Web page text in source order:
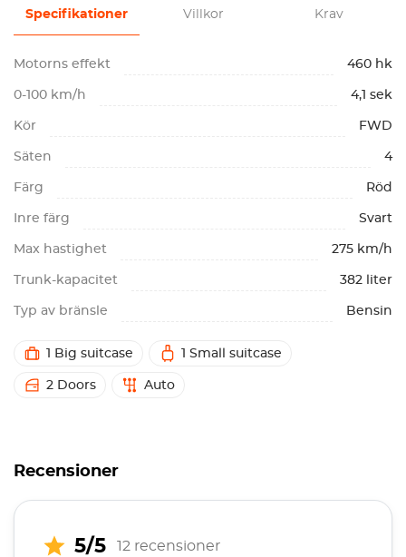
Specifikationer Villkor Krav
Motorns effekt 460 hk
0-100 km/h 4,1 sek
Kör FWD
Säten 4
Färg Röd
Inre färg Svart
Max hastighet 275 km/h
Trunk-kapacitet 382 liter
Typ av bränsle Bensin
1 Big suitcase 1 Small suitcase
2 Doors Auto
Recensioner
5/5 12 recensioner